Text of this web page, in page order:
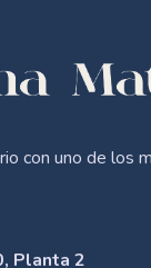
con uno de los
Planta 2